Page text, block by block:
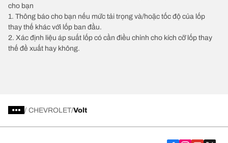
cho bạn
1. Thông báo cho bạn nếu mức tải trọng và/hoặc tốc độ của lốp
thay thế khác với lốp ban đầu.
2. Xác định liệu áp suất lốp có cần điều chỉnh cho kích cỡ lốp thay
thế đề xuất hay không.
/ CHEVROLET Volt